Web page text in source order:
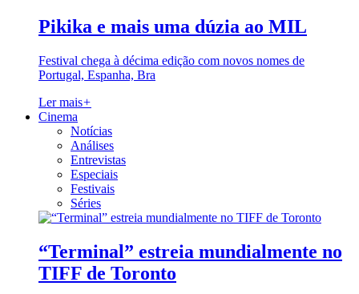
Pikika e mais uma dúzia ao MIL
Festival chega à décima edição com novos nomes de
Portugal, Espanha, Bra
Ler mais+
Cinema
Notícias
Análises
Entrevistas
Especiais
Festivais
Séries
“Terminal” estreia mundialmente no
TIFF de Toronto